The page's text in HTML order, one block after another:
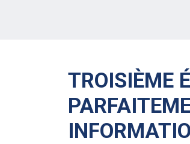
TROISIÈME